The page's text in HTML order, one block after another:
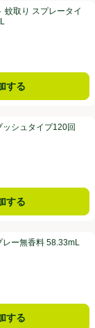
イプ BOTANICAL
蚊取り スプレータイ
する
140mL
ッシュタイプ120回
する
レー無香料 58.33mL
する